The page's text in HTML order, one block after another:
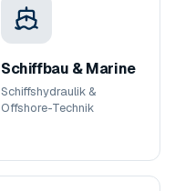
Schiffbau & Marine
Schiffshydraulik &
Offshore-Technik